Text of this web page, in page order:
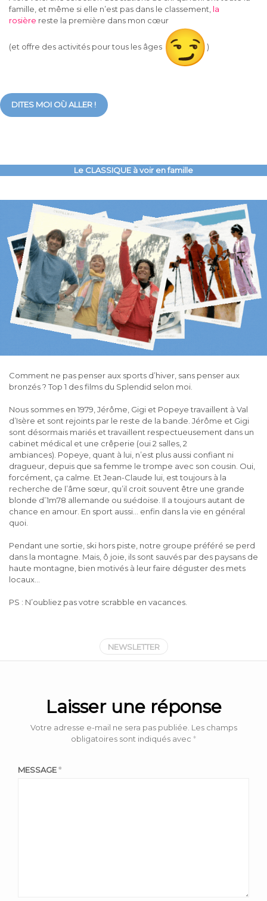
famille, et même si elle n’est pas dans le classement, la
rosière reste la première dans mon cœur
(et offre des activités pour tous les âges )
DITES MOI OÙ ALLER !
Le CLASSIQUE à voir en famille
Comment ne pas penser aux sports d’hiver, sans penser aux
bronzés ? Top 1 des films du Splendid selon moi.
Nous sommes en 1979, Jérôme, Gigi et Popeye travaillent à Val
d’Isère et sont rejoints par le reste de la bande. Jérôme et Gigi
sont désormais mariés et travaillent respectueusement dans un
cabinet médical et une crêperie (oui 2 salles, 2
ambiances). Popeye, quant à lui, n’est plus aussi confiant ni
dragueur, depuis que sa femme le trompe avec son cousin. Oui,
forcément, ça calme. Et Jean-Claude lui, est toujours à la
recherche de l’âme sœur, qu’il croit souvent être une grande
blonde d’1m78 allemande ou suédoise. Il a toujours autant de
chance en amour. En sport aussi… enfin dans la vie en général
quoi.
Pendant une sortie, ski hors piste, notre groupe préféré se perd
dans la montagne. Mais, ô joie, ils sont sauvés par des paysans de
haute montagne, bien motivés à leur faire déguster des mets
locaux…
PS : N’oubliez pas votre scrabble en vacances.
NEWSLETTER
Laisser une réponse
Votre adresse e-mail ne sera pas publiée. Les champs
obligatoires sont indiqués avec *
MESSAGE*